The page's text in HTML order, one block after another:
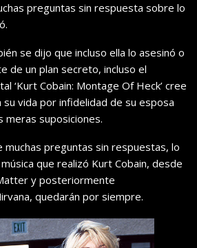
preguntas sin respuesta sobre lo
se dijo que incluso ella lo asesinó o
de un plan secreto, incluso el
‘Kurt Cobain: Montage Of Heck’ cree
su vida por infidelidad de su esposa
meras suposiciones.
muchas preguntas sin respuestas, lo
que realizó Kurt Cobain, desde
y posteriormente
quedarán por siempre.